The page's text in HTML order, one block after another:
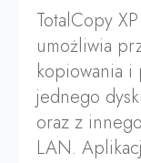
TotalCopy
umożliwia
kopiowania
jednego
oraz z
LAN.